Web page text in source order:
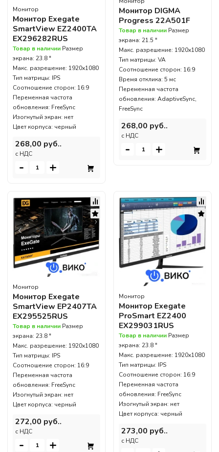
Монитор
Монитор Exegate
SmartView EZ2400TA
EX296282RUS
Товар в наличии Размер
экрана: 23.8 "
Макс. разрешение: 1920x1080
Тип матрицы: IPS
Соотношение сторон: 16:9
Переменная частота
обновления: FreeSync
Изогнутый экран: нет
Цвет корпуса: черный
268,00 руб..
c НДС
- +
Монитор DIGMA
Progress 22A501F
Товар в наличии Размер
экрана: 21.5 "
Макс. разрешение: 1920x1080
Тип матрицы: VA
Соотношение сторон: 16:9
Время отклика: 5 мс
Переменная частота
обновления: AdaptiveSync,
FreeSync
268,00 руб..
c НДС
- +
Монитор
Монитор Exegate
SmartView EP2407TA
EX295525RUS
Товар в наличии Размер
экрана: 23.8 "
Макс. разрешение: 1920x1080
Тип матрицы: IPS
Соотношение сторон: 16:9
Переменная частота
обновления: FreeSync
Изогнутый экран: нет
Цвет корпуса: черный
272,00 руб..
c НДС
- +
Монитор
Монитор Exegate
ProSmart EZ2400
EX299031RUS
Товар в наличии Размер
экрана: 23.8 "
Макс. разрешение: 1920x1080
Тип матрицы: IPS
Соотношение сторон: 16:9
Переменная частота
обновления: FreeSync
Изогнутый экран: нет
Цвет корпуса: черный
273,00 руб..
c НДС